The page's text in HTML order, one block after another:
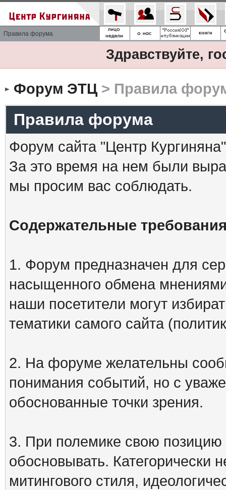
Правила форума
Здравствуйте,
Форум ЭТЦ> Правила
Правила форума
Форум сайта "Центр
За это время на нем были
мы просим вас соблюдать.
Содержательные
1. Форум предназначен для
насыщенного обмена
наши посетители могут
тематики самого сайта
2. На форуме желательны
понимания событий, но с
обоснованные точки зрения.
3. При полемике свою
обосновывать. Категорически
митингового стиля,